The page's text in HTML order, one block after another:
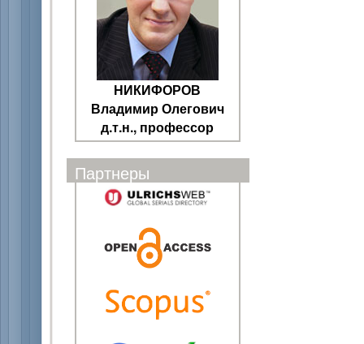
НИКИФОРОВ
Владимир Олегович
д.т.н., профессор
Партнеры